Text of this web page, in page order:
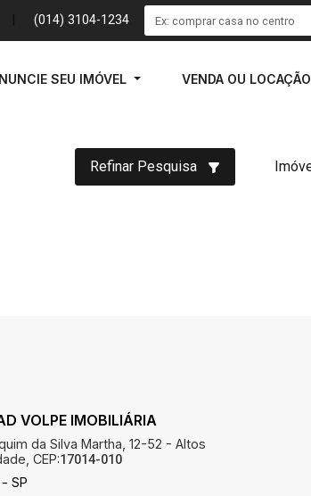
(014) 3104-1234
SEU IMÓVEL VENDA OU LOCAÇÃO
Refinar Pesquisa
VOLPE IMOBILIÁRIA
da Silva Martha, 12-52 - Altos
CEP:17014-010
SP